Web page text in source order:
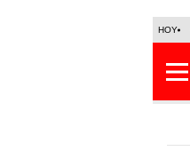
HOY